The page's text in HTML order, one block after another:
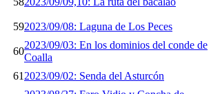
592023/09/08: Laguna de Los Peces
60
2023/09/03: En los dominios del conde de
Coalla
61 2023/09/02: Senda del Asturcón